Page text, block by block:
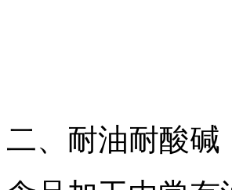
二、耐油耐酸碱